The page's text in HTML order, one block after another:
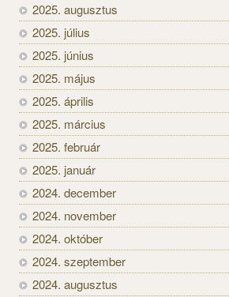
2025. augusztus
2025. július
2025. június
2025. május
2025. április
2025. március
2025. február
2025. január
2024. december
2024. november
2024. október
2024. szeptember
2024. augusztus